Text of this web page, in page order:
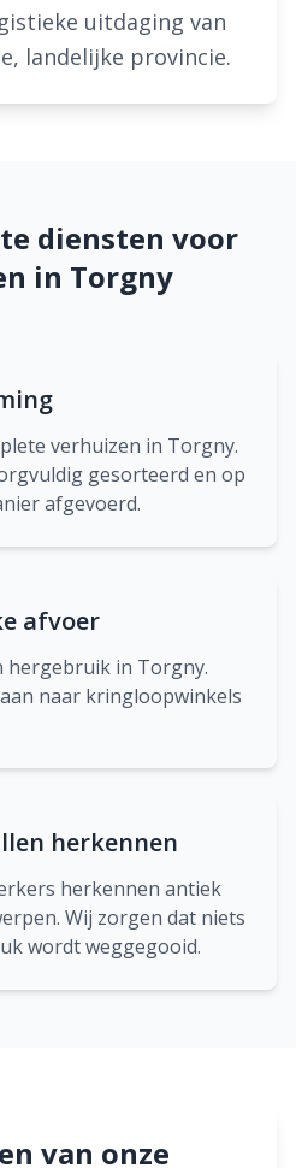
uitdaging van
landelijke provincie.
diensten voor
in Torgny
verhuizen in Torgny.
gesorteerd en op
afgevoerd.
afvoer
hergebruik in Torgny.
naar kringloopwinkels
herkennen
herkennen antiek
Wij zorgen dat niets
wordt weggegooid.
van onze